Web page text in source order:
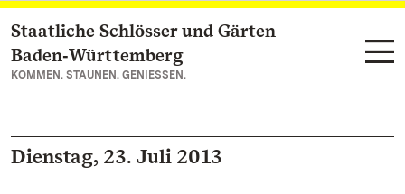
Zum Hauptinhalt springen
Staatliche Schlösser und Gärten
Baden‑Württemberg
KOMMEN. STAUNEN. GENIESSEN.
Dienstag, 23. Juli 2013